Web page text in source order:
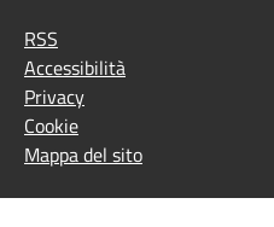
RSS
Accessibilità
Privacy
Cookie
Mappa del sito